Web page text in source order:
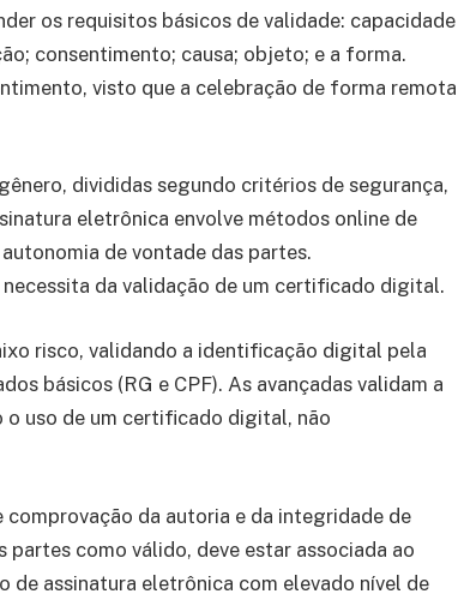
os requisitos básicos de validade: capacidade
consentimento; causa; objeto; e a forma.
visto que a celebração de forma remota
divididas segundo critérios de segurança,
eletrônica envolve métodos online de
de vontade das partes.
da validação de um certificado digital.
risco, validando a identificação digital pela
básicos (RG e CPF). As avançadas validam a
uso de um certificado digital, não
da autoria e da integridade de
como válido, deve estar associada ao
de assinatura eletrônica com elevado nível de